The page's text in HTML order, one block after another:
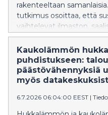
rakenteeltaan
tutkimus osoittaa, että
vaihtelevat ilmaston,
sekä yhä enemmän
mukaan.
Kaukolämmön
puhdistukseen:
päästövähennyksiä
myös
6.7.2026 06:04:00 EEST |